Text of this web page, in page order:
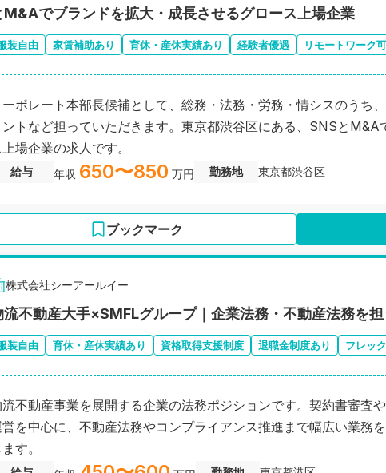
M&Aでブランドを拡大・成長させるグロース上場企業
装自由 家賃補助あり 育休・産休実績あり 経験者優遇 リモートワーク
ーポレート本部長候補として、総務・法務・労務・情シスのうち
ントなど担っていただきます。東京都渋谷区にある、SNSと
場企業の求人です。
給与 年収 650〜850 万円 勤務地 東京都渋谷区
ブックマーク
株式会社シーアールイー
流不動産大手×SMFLグループ｜企業法務・不動産法務を
装自由 育休・産休実績あり 資格取得支援制度 退職金制度あり フレッ
不動産事業を展開する企業の法務ポジションです。契約書審査
を中心に、不動産法務やコンプライアンス推進まで幅広い業務
す。